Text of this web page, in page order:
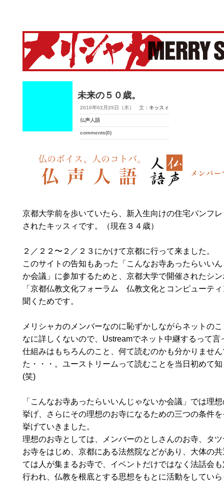
未来の５０歳。
2010年02月25日（木） 文： キッスィ
仏声人語
comments(0)
京都大学前を歩いていたら、新入生向けの住宅パンフ
されたキッスィです。（現在３４歳）
２／２２〜２／２３にかけて京都に行って来ました。
このサイトの告知もあった「こんなお寺あったらいい
か会議」に参加するためと、京都大学で開催されたシ
「京都仏教文化フォーラム 仏教文化とコンピューテ
聞くためです。
メリシャカのメンバーなのに恥ずかしながらネットの
なに詳しくないので、Ustreamでネット中継するって言
仕組みはもちろんのこと、何て読むのかも分かりませ
た・・・。ユーストリームって読むことを当日初めて
(笑)
「こんなお寺あったらいいんじゃないか会議」では理
挙げ、さらにその理想のお寺になるための三つの条件
挙げていきました。
理想のお寺としては、メンバーのとしさんのお寺、タ
お寺をはじめ、京都にある法然院などがあり、大体の
ては人が集まるお寺で、イベントだけではなく法話会
行われ、仏教を根底とする思想をもとに活動をしてい